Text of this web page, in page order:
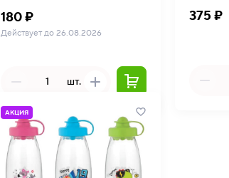
180 ₽
Действует до 26.08.2026
шт.
375 ₽
АКЦИЯ